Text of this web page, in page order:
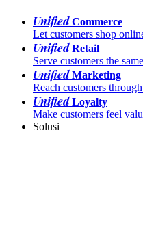
UnifiedCommerce
Let customers shop
UnifiedRetail
Serve customers the
UnifiedMarketing
Reach customers
UnifiedLoyalty
Make customers feel
Solusi